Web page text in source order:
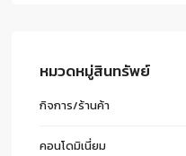
หมวดหมู่สินทรัพย์
กิจการ/ร้านค้า
คอนโดมิเนี่ยม